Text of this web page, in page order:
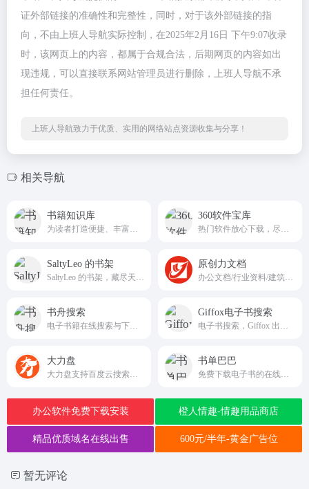
证外部链接的准确性和完整性，同时，对于该外部链接的指
向，不由上班人导航实际控制，在2025年2月16日 下午9:07收录
时，该网页上的内容，都属于合规合法，后期网页的内容如出
现违规，可以直接联系网站管理员进行删除，上班人导航不承
担任何责任。
上班人导航致力于优质、实用的网络站点资源收集与分享！
相关导航
书籍知识库 360软件宝库
SaltyLeo 的书架 原创力文档
书舟搜索 Giffox电子书搜索
大力盘 书单巴巴
办公软件免费下载安装 橙人情趣-情趣用品商店
精品优质域名在线出售 600元/半年-黄金广告位
暂无评论